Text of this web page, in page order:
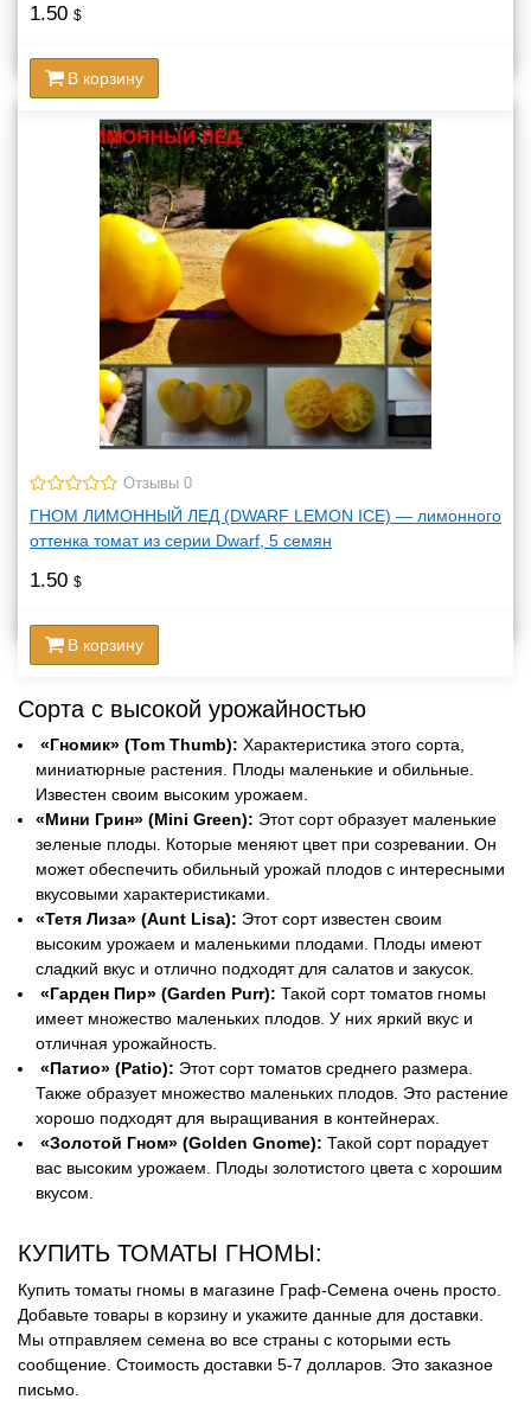
1.50 $
В корзину
Отзывы 0
ГНОМ ЛИМОННЫЙ ЛЕД (DWARF LEMON ICE) — лимонного
оттенка томат из серии Dwarf, 5 семян
1.50 $
В корзину
Сорта с высокой урожайностью
«Гномик» (Tom Thumb): Характеристика этого сорта,
миниатюрные растения. Плоды маленькие и обильные.
Известен своим высоким урожаем.
«Мини Грин» (Mini Green): Этот сорт образует маленькие
зеленые плоды. Которые меняют цвет при созревании. Он
может обеспечить обильный урожай плодов с интересными
вкусовыми характеристиками.
«Тетя Лиза» (Aunt Lisa): Этот сорт известен своим
высоким урожаем и маленькими плодами. Плоды имеют
сладкий вкус и отлично подходят для салатов и закусок.
«Гарден Пир» (Garden Purr): Такой сорт томатов гномы
имеет множество маленьких плодов. У них яркий вкус и
отличная урожайность.
«Патио» (Patio): Этот сорт томатов среднего размера.
Также образует множество маленьких плодов. Это растение
хорошо подходят для выращивания в контейнерах.
«Золотой Гном» (Golden Gnome): Такой сорт порадует
вас высоким урожаем. Плоды золотистого цвета с хорошим
вкусом.
КУПИТЬ ТОМАТЫ ГНОМЫ:
Купить томаты гномы в магазине Граф-Семена очень просто.
Добавьте товары в корзину и укажите данные для доставки.
Мы отправляем семена во все страны с которыми есть
сообщение. Стоимость доставки 5-7 долларов. Это заказное
письмо.